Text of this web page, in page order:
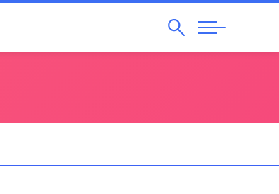
Pesquisar
Abrir
Navegação